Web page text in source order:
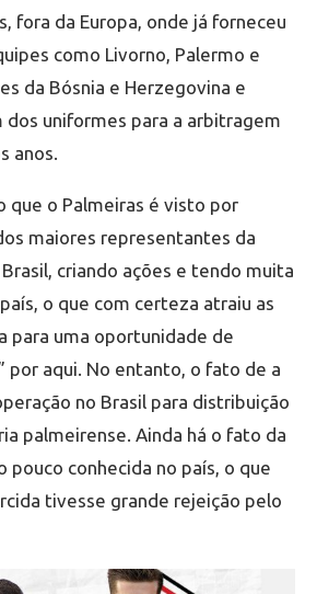
fora da Europa, onde já forneceu
como Livorno, Palermo e
da Bósnia e Herzegovina e
dos uniformes para a arbitragem
anos.
que o Palmeiras é visto por
maiores representantes da
criando ações e tendo muita
o que com certeza atraiu as
para uma oportunidade de
por aqui. No entanto, o fato de a
no Brasil para distribuição
palmeirense. Ainda há o fato da
pouco conhecida no país, o que
tivesse grande rejeição pelo